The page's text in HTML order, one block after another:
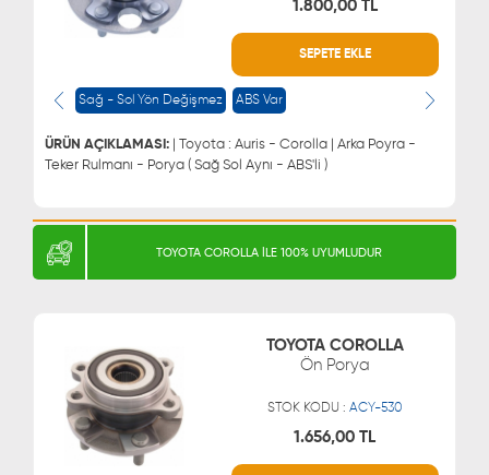
1.800,00 TL
SEPETE EKLE
Sağ - Sol Yön Değişmez ABS Var
ÜRÜN AÇIKLAMASI: | Toyota : Auris - Corolla | Arka Poyra -
Teker Rulmanı - Porya ( Sağ Sol Aynı - ABS'li )
0543 329 21 66
0543 329 21 55
MÜŞTERİ HİZMETLERİ
TOYOTA COROLLA İLE 100% UYUMLUDUR
TOYOTA COROLLA
Ön Porya
STOK KODU : ACY-530
1.656,00 TL